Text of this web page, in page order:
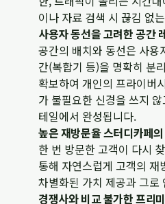
이나 자료 검색 시 끊김 없
사용자 동선을 고려한 공간
공간의 배치와 동선은 사용
간(복합기 등)을 명확히 분
확보하여 개인의 프라이버
가 불필요한 신경을 쓰지
테일에서 완성됩니다.
높은 재방문율 스터디카페
한 번 방문한 고객이 다시
통해 자연스럽게 고객의 재
차별화된 가치 제공과 그
경쟁사와 비교 불가한 프리